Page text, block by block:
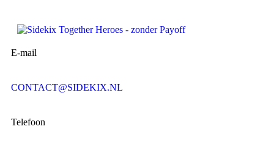
E-mail
CONTACT@SIDEKIX.NL
Telefoon